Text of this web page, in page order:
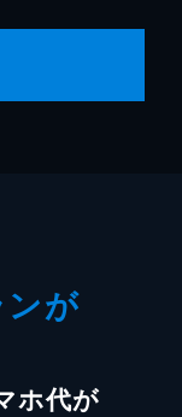
が
ホ代が